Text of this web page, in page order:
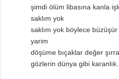
şimdi ölüm libasına kanla
saklım yok
saklım yok böylece
yarim
döşüme bıçaklar değer
gözlerin dünya gibi karanlık.